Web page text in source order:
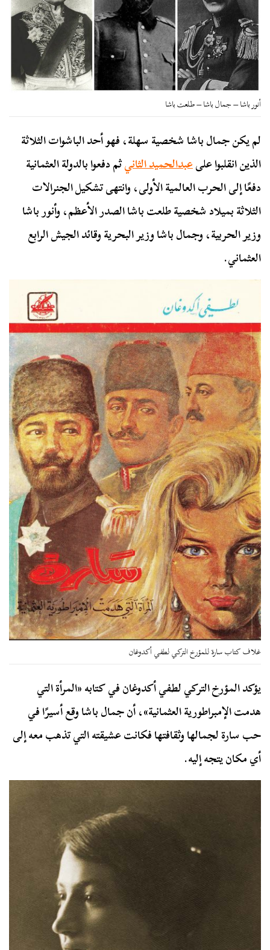
أنور باشا – جمال باشا – طلعت باشا
لم يكن جمال باشا شخصية سهلة، فهو أحد الباشوات الثلاثة
الذين انقلبوا علىعبدالحميد الثانيثم دفعوا بالدولة العثمانية
دفعًا إلى الحرب العالمية الأولى، وانتهى تشكيل الجنرالات
الثلاثة بميلاد شخصية طلعت باشا الصدر الأعظم، وأنور باشا
وزير الحربية، وجمال باشا وزير البحرية وقائد الجيش الرابع
العثماني.
غلاف كتاب سارة للمؤرخ التركي لطفي أكدوغان
يؤكد المؤرخ التركي لطفي أكدوغان في كتابه «المرأة التي
هدمت الإمبراطورية العثمانية»، أن جمال باشا وقع أسيرًا في
حب سارة لجمالها وثقافتها فكانت عشيقته التي تذهب معه إلى
أي مكان يتجه إليه.